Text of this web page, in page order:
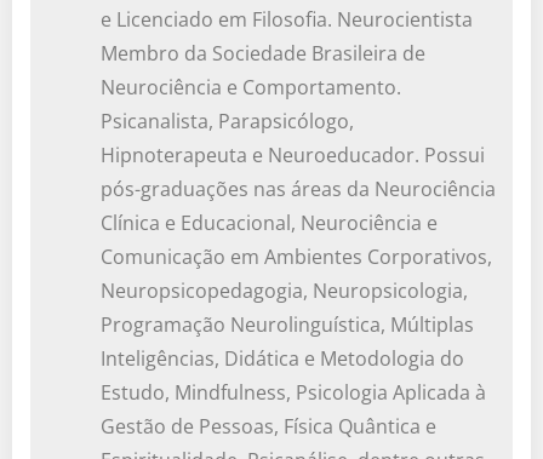
e Licenciado em Filosofia. Neurocientista
Membro da Sociedade Brasileira de
Neurociência e Comportamento.
Psicanalista, Parapsicólogo,
Hipnoterapeuta e Neuroeducador. Possui
pós-graduações nas áreas da Neurociência
Clínica e Educacional, Neurociência e
Comunicação em Ambientes Corporativos,
Neuropsicopedagogia, Neuropsicologia,
Programação Neurolinguística, Múltiplas
Inteligências, Didática e Metodologia do
Estudo, Mindfulness, Psicologia Aplicada à
Gestão de Pessoas, Física Quântica e